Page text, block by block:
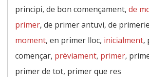
principi, de bon començament, de
primer, de primer antuvi, de
moment, en primer lloc, inicialment,
començar, prèviament, primer,
primer de tot, primer que res